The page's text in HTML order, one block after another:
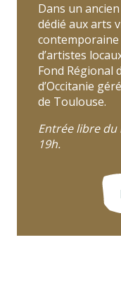
Dans un
dédié aux arts
contemporaine
d’artistes
Fond Régional
d’Occitanie
de Toulouse.
Entrée libre du
19h.